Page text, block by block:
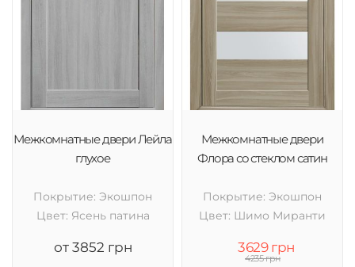
Межкомнатные двери Лейла
глухое
Покрытие: Экошпон
Цвет: Ясень патина
от 3852 грн
Межкомнатные двери
Флора со стеклом сатин
Покрытие: Экошпон
Цвет: Шимо Миранти
3629 грн
4235 грн